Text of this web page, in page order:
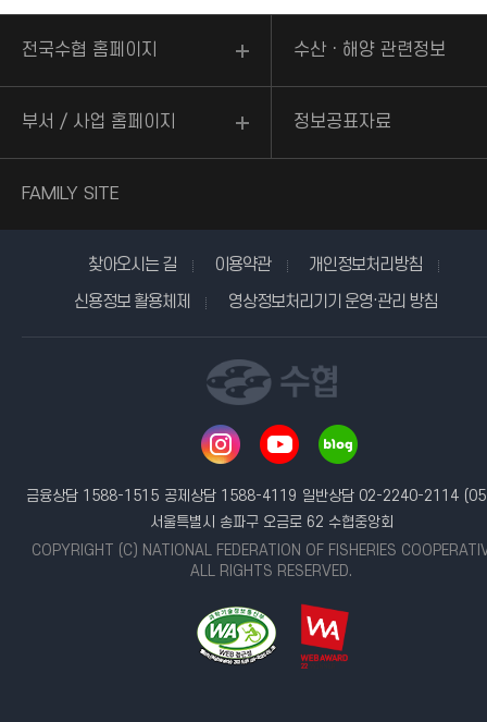
전국수협 홈페이지 수산ㆍ해양 관련정보
부서 / 사업 홈페이지 정보공표자료
FAMILY SITE
찾아오시는 길 이용약관
개인정보처리방침
신용정보 활용체제
영상정보처리기기 운영·관리 방침
금융상담 1588-1515 공제상담 1588-4119 일반상담 02-2240-2114
서울특별시 송파구 오금로 62 수협중앙회
COPYRIGHT (C) NATIONAL FEDERATION OF FISHERIES
ALL RIGHTS RESERVED.